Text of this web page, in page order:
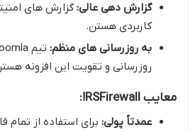
گزارش دهی عالی: گزارش های
کاربردی هستن.
به روزرسانی های منظم:
روزرسانی و تقویت این افزونه
معایب RSFirewall!:
عمدتاً پولی: برای استفاده از